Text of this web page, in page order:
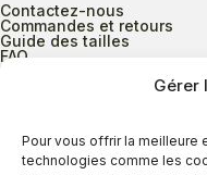
Gérer
Pour vous offrir la meilleure
technologies comme les
Contactez-nous
Commandes et retours
Guide des tailles
FAQ
Heures d’ouverture